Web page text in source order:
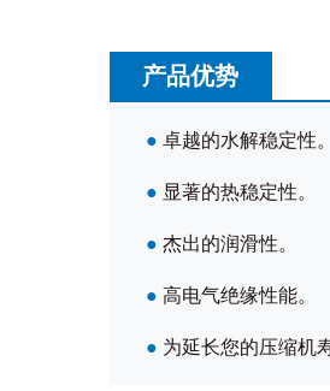
产品优势
● 卓越的水解稳定性。
● 显著的热稳定性。
● 杰出的润滑性。
● 高电气绝缘性能。
● 为延长您的压缩机